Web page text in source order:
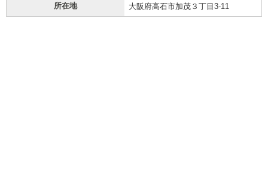
所在地 大阪府高石市加茂３丁目3-11